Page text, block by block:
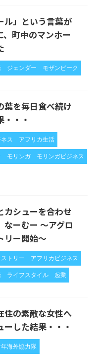
ル」という言葉が
、町中のマンホー
ジェンダー モザンビーク
葉を毎日食べ続け
・・・
ス アフリカ生活
モリンガ モリンガビジネス
カシューを合わせ
なーむー 〜アグロ
リー開始〜
トリー アフリカビジネス
ライフスタイル 起業
住の素敵な女性へ
ーした結果・・・
海外協力隊